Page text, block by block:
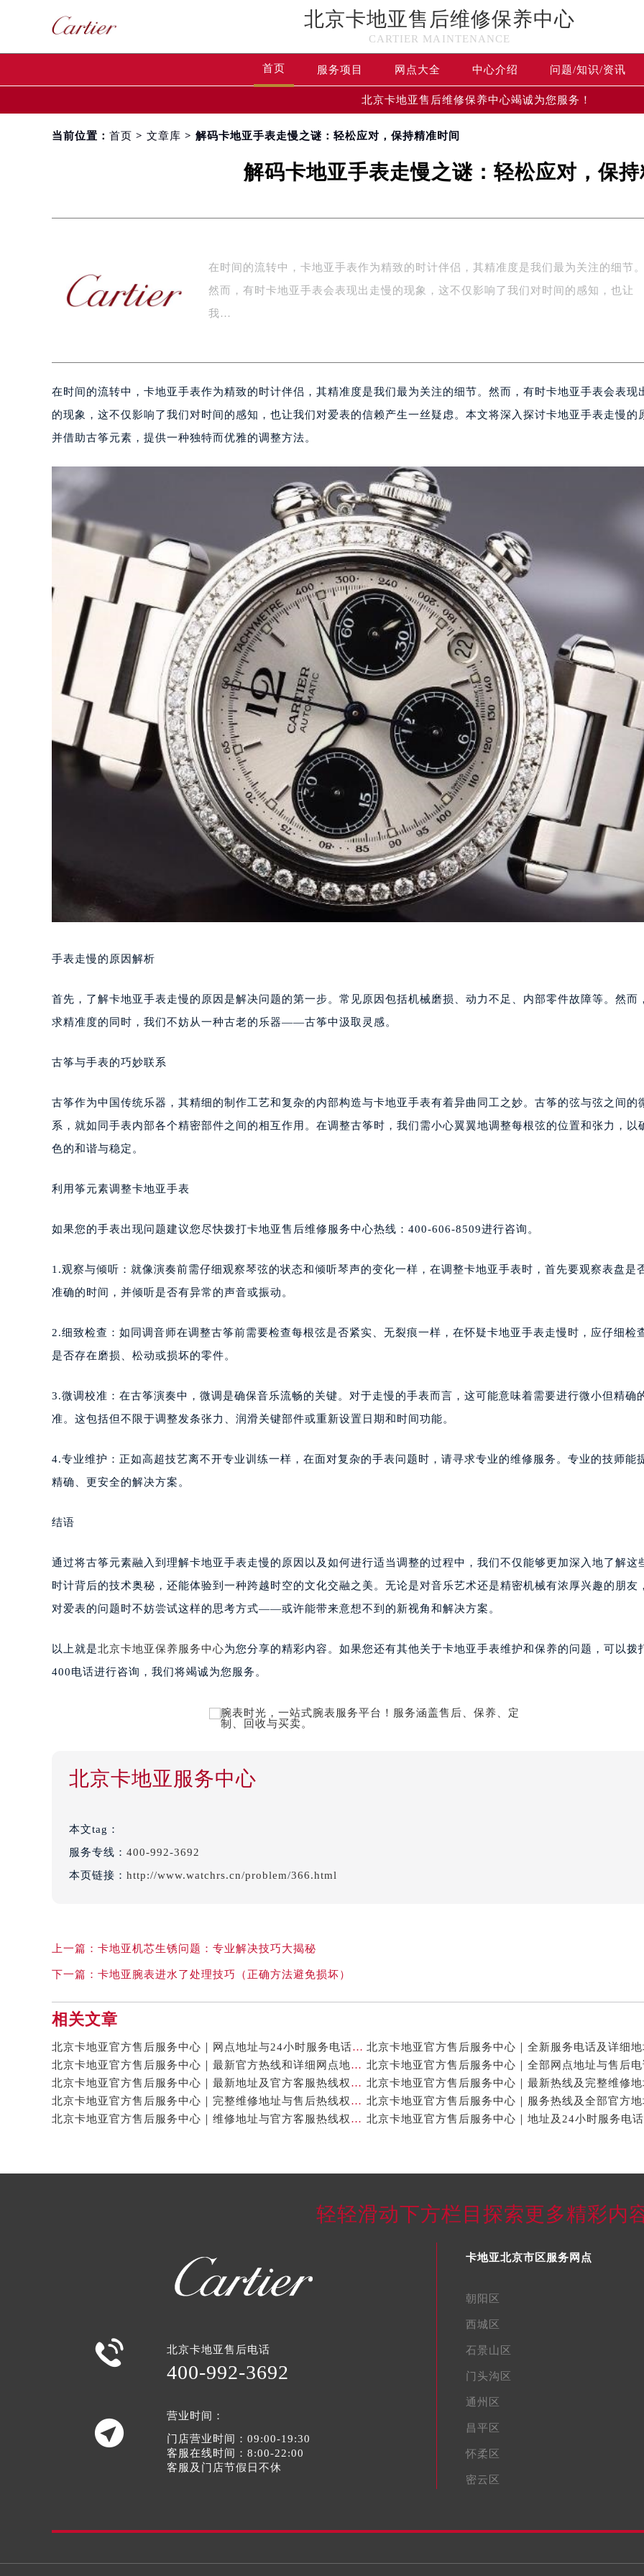
北京卡地亚售后维修保养中心
CARTIER MAINTENANCE
首页 服务项目 网点大全 中心介绍 问题/知识/资讯
北京卡地亚售后维修保养中心竭诚为您服务！
当前位置： 首页 > 文章库 > 解码卡地亚手表走慢之谜：轻松应对，保持精准时间
解码卡地亚手表走慢之谜：轻松应对，保
在时间的流转中，卡地亚手表作为精致的时计伴侣，其精准度是我们最为关注的细节
然而，有时卡地亚手表会表现出走慢的现象，这不仅影响了我们对时间的感知，也让
我…
在时间的流转中，卡地亚手表作为精致的时计伴侣，其精准度是我们最为关注的细节。然而，有时卡地亚手表会表现
的现象，这不仅影响了我们对时间的感知，也让我们对爱表的信赖产生一丝疑虑。本文将深入探讨卡地亚手表走慢的
并借助古筝元素，提供一种独特而优雅的调整方法。
手表走慢的原因解析
首先，了解卡地亚手表走慢的原因是解决问题的第一步。常见原因包括机械磨损、动力不足、内部零件故障等。然而
求精准度的同时，我们不妨从一种古老的乐器——古筝中汲取灵感。
古筝与手表的巧妙联系
古筝作为中国传统乐器，其精细的制作工艺和复杂的内部构造与卡地亚手表有着异曲同工之妙。古筝的弦与弦之间的
系，就如同手表内部各个精密部件之间的相互作用。在调整古筝时，我们需小心翼翼地调整每根弦的位置和张力，以
色的和谐与稳定。
利用筝元素调整卡地亚手表
如果您的手表出现问题建议您尽快拨打卡地亚售后维修服务中心热线：400-606-8509进行咨询。
1.观察与倾听：就像演奏前需仔细观察琴弦的状态和倾听琴声的变化一样，在调整卡地亚手表时，首先要观察表盘是
准确的时间，并倾听是否有异常的声音或振动。
2.细致检查：如同调音师在调整古筝前需要检查每根弦是否紧实、无裂痕一样，在怀疑卡地亚手表走慢时，应仔细检
是否存在磨损、松动或损坏的零件。
3.微调校准：在古筝演奏中，微调是确保音乐流畅的关键。对于走慢的手表而言，这可能意味着需要进行微小但精确
准。这包括但不限于调整发条张力、润滑关键部件或重新设置日期和时间功能。
4.专业维护：正如高超技艺离不开专业训练一样，在面对复杂的手表问题时，请寻求专业的维修服务。专业的技师能
精确、更安全的解决方案。
结语
通过将古筝元素融入到理解卡地亚手表走慢的原因以及如何进行适当调整的过程中，我们不仅能够更加深入地了解这
时计背后的技术奥秘，还能体验到一种跨越时空的文化交融之美。无论是对音乐艺术还是精密机械有浓厚兴趣的朋友
对爱表的问题时不妨尝试这样的思考方式——或许能带来意想不到的新视角和解决方案。
以上就是北京卡地亚保养服务中心为您分享的精彩内容。如果您还有其他关于卡地亚手表维护和保养的问题，可以拨
400电话进行咨询，我们将竭诚为您服务。
北京卡地亚服务中心
本文tag：
服务专线： 400-992-3692
本页链接： http://www.watchrs.cn/problem/366.html
上一篇： 卡地亚机芯生锈问题：专业解决技巧大揭秘
下一篇： 卡地亚腕表进水了处理技巧（正确方法避免损坏）
相关文章
北京卡地亚官方售后服务中心｜网点地址与24小时服务电话权威信息公示（2026年7月最新）
北京卡地亚官方售后服务中心｜最新官方热线和详细网点地址权威信息公示（2026年7月最新）
北京卡地亚官方售后服务中心｜最新地址及官方客服热线权威信息公示（2026年7月最新）
北京卡地亚官方售后服务中心｜完整维修地址与售后热线权威信息公示（2026年7月最新）
北京卡地亚官方售后服务中心｜维修地址与官方客服热线权威信息公示（2026年7月最新）
轻轻滑动下方栏目探索更多精彩内
 北京卡地亚售后电话
400-992-3692

营业时间：
门店营业时间：09:00-19:30
客服在线时间：8:00-22:00
客服及门店节假日不休
卡地亚北京市区服务网点
朝阳区
西城区
石景山区
门头沟区
通州区
昌平区
怀柔区
密云区